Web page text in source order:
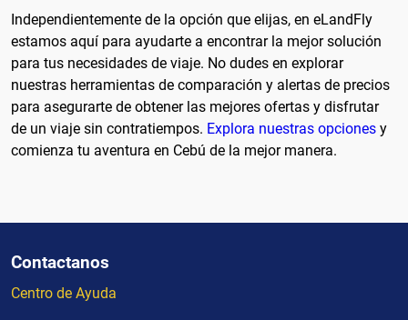
Independientemente de la opción que elijas, en eLandFly
estamos aquí para ayudarte a encontrar la mejor solución
para tus necesidades de viaje. No dudes en explorar
nuestras herramientas de comparación y alertas de precios
para asegurarte de obtener las mejores ofertas y disfrutar
de un viaje sin contratiempos. Explora nuestras opciones y
comienza tu aventura en Cebú de la mejor manera.
Contactanos
Centro de Ayuda